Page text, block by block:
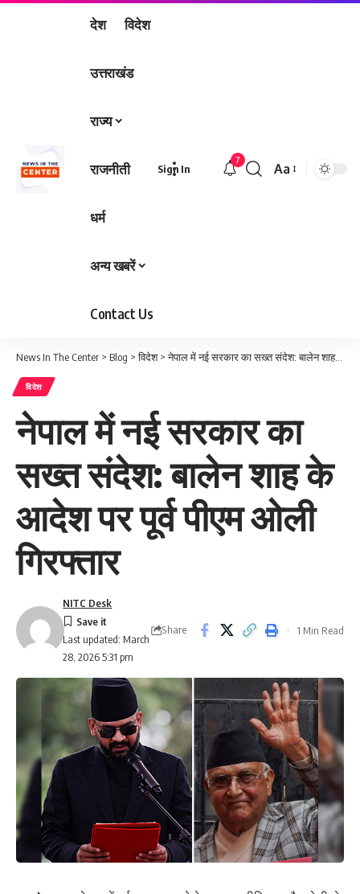
देश विदेश
उत्तराखंड
राज्य
राजनीती
धर्म
अन्य खबरें
Contact Us
Sign In
7
Font
Aa
News In The Center > Blog >विदेश>नेपाल में नई सरकार का सख्त संदेश: बालेन शाह के आदेश पर पूर्व पीएम ओली गिरफ्तार
विदेश
नेपाल में नई सरकार का
सख्त संदेश: बालेन शाह के
आदेश पर पूर्व पीएम ओली
गिरफ्तार
Last updated: March
28, 2026 5:31 pm
NITC Desk
Share 1 Min Read